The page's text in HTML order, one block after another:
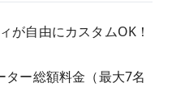
が自由にカスタムOK！
ー総額料金（最大7名